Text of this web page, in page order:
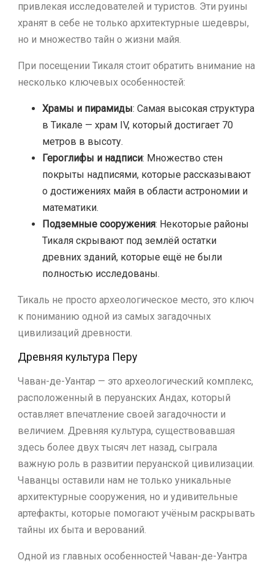
привлекая исследователей и туристов. Эти руины
хранят в себе не только архитектурные шедевры,
но и множество тайн о жизни майя.
При посещении Тикаля стоит обратить внимание на
несколько ключевых особенностей:
Храмы и пирамиды: Самая высокая структура
в Тикале — храм IV, который достигает 70
метров в высоту.
Героглифы и надписи: Множество стен
покрыты надписями, которые рассказывают
о достижениях майя в области астрономии и
математики.
Подземные сооружения: Некоторые районы
Тикаля скрывают под землёй остатки
древних зданий, которые ещё не были
полностью исследованы.
Тикаль не просто археологическое место, это ключ
к пониманию одной из самых загадочных
цивилизаций древности.
Древняя культура Перу
Чаван-де-Уантар — это археологический комплекс,
расположенный в перуанских Андах, который
оставляет впечатление своей загадочности и
величием. Древняя культура, существовавшая
здесь более двух тысяч лет назад, сыграла
важную роль в развитии перуанской цивилизации.
Чаванцы оставили нам не только уникальные
архитектурные сооружения, но и удивительные
артефакты, которые помогают учёным раскрывать
тайны их быта и верований.
Одной из главных особенностей Чаван-де-Уантра